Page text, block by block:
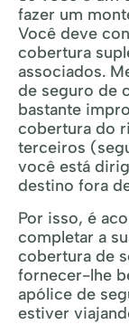
fazer um
Você deve
cobertura
associados.
de seguro de
bastante
cobertura do
terceiros
você está
destino fora
Por isso, é
completar a
cobertura de
fornecer-lhe
apólice de
estiver